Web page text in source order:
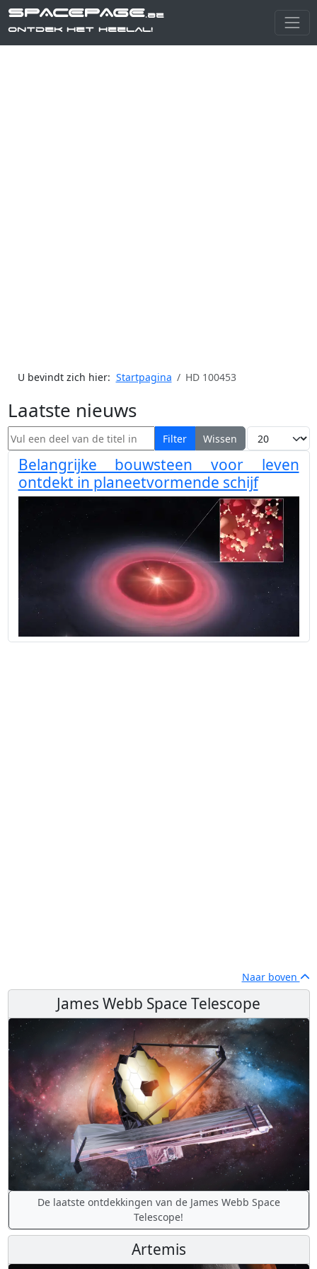
SPACEPAGE.be
Ontdek het heelal!
U bevindt zich hier: Startpagina HD 100453
Laatste nieuws
Vul een deel van de titel in Filter Wissen Toon #
Belangrijke bouwsteen voor leven
ontdekt in planeetvormende schijf
Naar boven
James Webb Space Telescope
De laatste ontdekkingen van de James Webb Space
Telescope!
Artemis